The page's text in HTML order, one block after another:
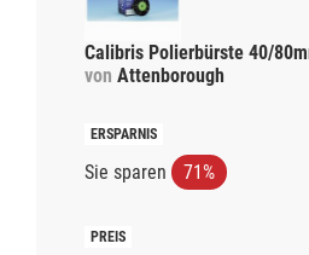
Calibris Polierbürste 40/
von Attenborough
Sie sparen 71%